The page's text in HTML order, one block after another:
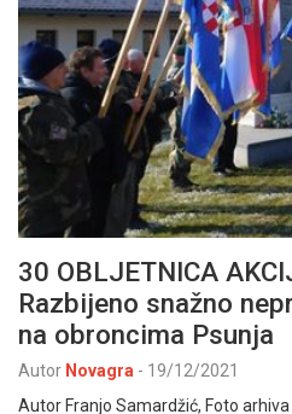
30 OBLJETNICA
Razbijeno snažno
na obroncima Psunja
Autor Novagra - 19/12/2021
Autor Franjo Samardžić, Foto arhiva